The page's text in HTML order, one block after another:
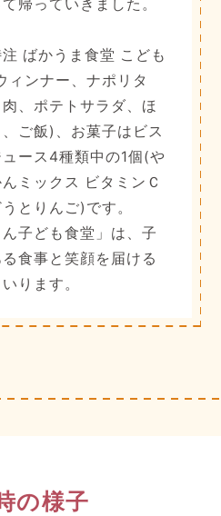
帰っていきました。
ばかうま食堂 こども
ィンナー、ナポリタ
、ポテトサラダ、ほ
ご飯)、お菓子はビス
ース4種類中の1個(や
ミックス ビタミンＣ
とりんご)です。
子ども食堂」は、子
食事と笑顔を届ける
ります。
の様子